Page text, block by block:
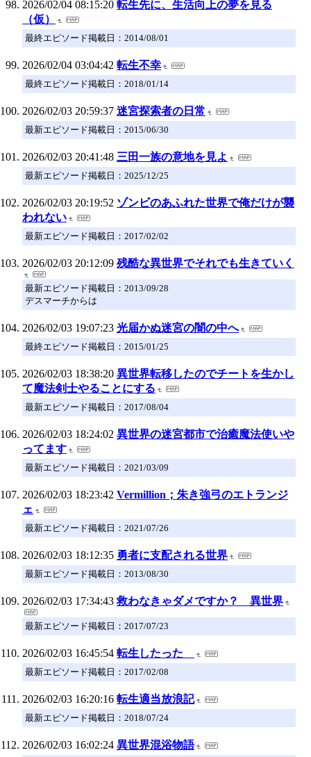
2026/02/04 08:15:20 転生先に、生活向上の夢を見る
（仮）
最終エピソード掲載日：2014/08/01
2026/02/04 03:04:42 転生不幸
最終エピソード掲載日：2018/01/14
2026/02/03 20:59:37 迷宮探索者の日常
最新エピソード掲載日：2015/06/30
2026/02/03 20:41:48 三田一族の意地を見よ
最新エピソード掲載日：2025/12/25
2026/02/03 20:19:52 ゾンビのあふれた世界で俺だけが襲
われない
最新エピソード掲載日：2017/02/02
2026/02/03 20:12:09 残酷な異世界でそれでも生きていく
最新エピソード掲載日：2013/09/28
デスマーチからは
2026/02/03 19:07:23 光届かぬ迷宮の闇の中へ
最終エピソード掲載日：2015/01/25
2026/02/03 18:38:20 異世界転移したのでチートを生かし
て魔法剣士やることにする
最新エピソード掲載日：2017/08/04
2026/02/03 18:24:02 異世界の迷宮都市で治癒魔法使いや
ってます
最新エピソード掲載日：2021/03/09
2026/02/03 18:23:42 Vermillion；朱き強弓のエトランジ
ェ
最新エピソード掲載日：2021/07/26
2026/02/03 18:12:35 勇者に支配される世界
最新エピソード掲載日：2013/08/30
2026/02/03 17:34:43 救わなきゃダメですか？ 異世界
最新エピソード掲載日：2017/07/23
2026/02/03 16:45:54 転生したった
最新エピソード掲載日：2017/02/08
2026/02/03 16:20:16 転生適当放浪記
最新エピソード掲載日：2018/07/24
2026/02/03 16:02:24 異世界混浴物語